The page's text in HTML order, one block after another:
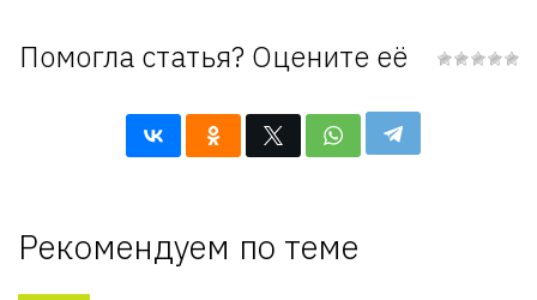
Помогла статья? Оцените её
Рекомендуем по теме